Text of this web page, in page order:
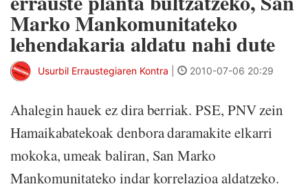
Marko Mankomunitateko
lehendakaria aldatu nahi dute
Usurbil Erraustegiaren Kontra 2010-07-06 20:29
Ahalegin hauek ez dira berriak. PSE, PNV zein
Hamaikabatekoak denbora daramakite elkarri
mokoka, umeak baliran, San Marko
Mankomunitateko indar korrelazioa aldatzeko.